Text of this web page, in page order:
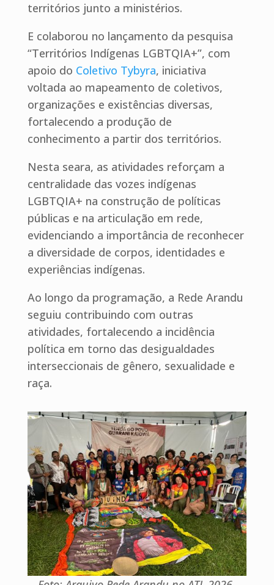
territórios junto a ministérios.
E colaborou no lançamento da pesquisa
“Territórios Indígenas LGBTQIA+”, com
apoio do Coletivo Tybyra, iniciativa
voltada ao mapeamento de coletivos,
organizações e existências diversas,
fortalecendo a produção de
conhecimento a partir dos territórios.
Nesta seara, as atividades reforçam a
centralidade das vozes indígenas
LGBTQIA+ na construção de políticas
públicas e na articulação em rede,
evidenciando a importância de reconhecer
a diversidade de corpos, identidades e
experiências indígenas.
Ao longo da programação, a Rede Arandu
seguiu contribuindo com outras
atividades, fortalecendo a incidência
política em torno das desigualdades
interseccionais de gênero, sexualidade e
raça.